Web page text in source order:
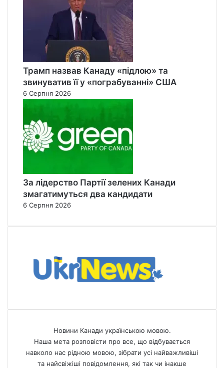
Трамп назвав Канаду «підлою» та
звинуватив її у «пограбуванні» США
6 Серпня 2026
За лідерство Партії зелених Канади
змагатимуться два кандидати
6 Серпня 2026
Новини Канади українською мовою.
Наша мета розповісти про все, що відбувається
навколо нас рідною мовою, зібрати усі найважливіші
та найсвіжіші повідомлення, які так чи інакше